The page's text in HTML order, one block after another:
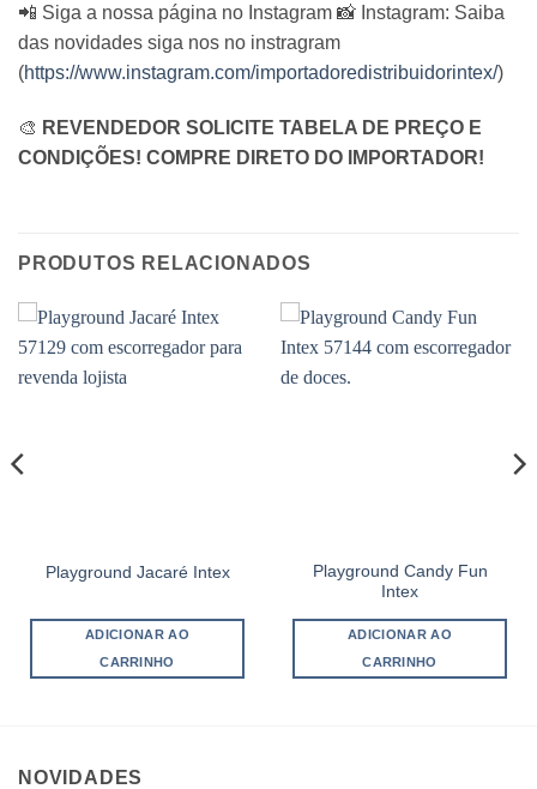
📲 Siga a nossa página no Instagram 📸 Instagram: Saiba
das novidades siga nos no instragram
(https://www.instagram.com/importadoredistribuidorintex/)
🎨 REVENDEDOR SOLICITE TABELA DE PREÇO E
CONDIÇÕES! COMPRE DIRETO DO IMPORTADOR!
PRODUTOS RELACIONADOS
Playground Jacaré Intex
ADICIONAR AO
CARRINHO
Playground Candy Fun
Intex
ADICIONAR AO
CARRINHO
NOVIDADES